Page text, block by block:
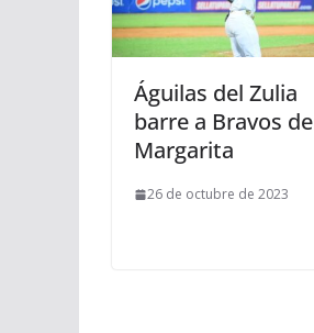
Águilas del Zulia
barre a Bravos de
Margarita
26 de octubre de 2023